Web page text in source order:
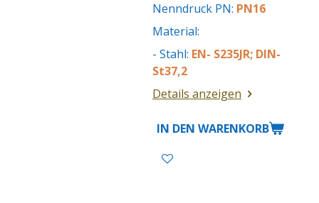
Nenndruck PN: PN16
Material:
- Stahl: EN- S235JR; DIN-
St37,2
Details anzeigen
IN DEN WARENKORB